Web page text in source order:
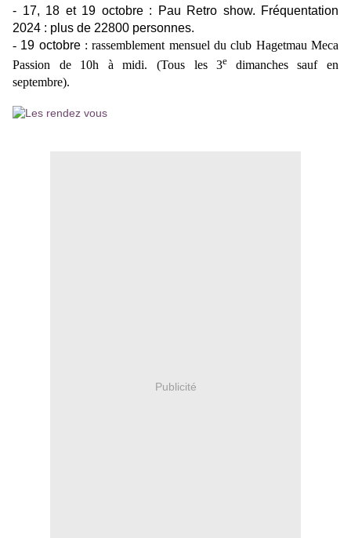
- 17, 18 et 19 octobre : Pau Retro show. Fréquentation
2024 : plus de 22800 personnes.
- 19 octobre: rassemblement mensuel du club Hagetmau Meca
Passion de 10h à midi. (Tous les 3e dimanches sauf en
septembre).
Publicité